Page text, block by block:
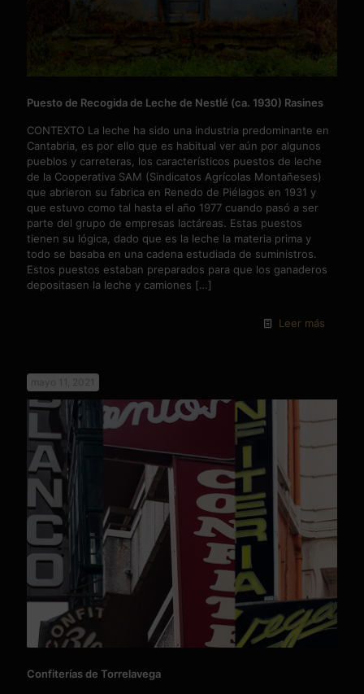
Puesto de Recogida de Leche de Nestlé (ca. 1930) Rasines
CONTEXTO La leche ha sido una industria predominante en
Cantabria, es por ello que es habitual ver aún por algunos
pueblos y carreteras, los característicos puestos de leche
de la Cooperativa SAM (Sindicatos Agrícolas Montañeses)
que abrieron su fabrica en Renedo de Piélagos en 1931 y
que estuvo como tal hasta el año 1977 cuando pasó a ser
parte del grupo de empresas lactáreas. Estas puestos
tienen su lógica, dado que es la leche la materia prima y
todo se basaba en una cadena estudiada de suministros.
Estos puestos estaban preparados para que los ganaderos
depositasen la leche y camiones […]
Leer más
mayo 11, 2021
Confiterías de Torrelavega